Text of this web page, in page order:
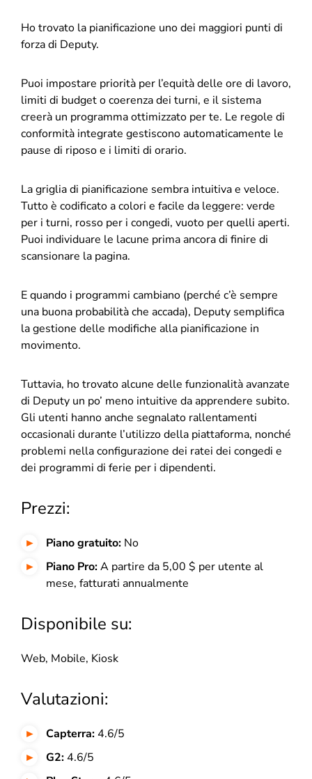
Ho trovato la pianificazione uno dei maggiori punti di
forza di Deputy.
Puoi impostare priorità per l’equità delle ore di lavoro,
limiti di budget o coerenza dei turni, e il sistema
creerà un programma ottimizzato per te. Le regole di
conformità integrate gestiscono automaticamente le
pause di riposo e i limiti di orario.
La griglia di pianificazione sembra intuitiva e veloce.
Tutto è codificato a colori e facile da leggere: verde
per i turni, rosso per i congedi, vuoto per quelli aperti.
Puoi individuare le lacune prima ancora di finire di
scansionare la pagina.
E quando i programmi cambiano (perché c’è sempre
una buona probabilità che accada), Deputy semplifica
la gestione delle modifiche alla pianificazione in
movimento.
Tuttavia, ho trovato alcune delle funzionalità avanzate
di Deputy un po’ meno intuitive da apprendere subito.
Gli utenti hanno anche segnalato rallentamenti
occasionali durante l’utilizzo della piattaforma, nonché
problemi nella configurazione dei ratei dei congedi e
dei programmi di ferie per i dipendenti.
Prezzi:
Piano gratuito: No
Piano Pro:A partire da 5,00 $ per utente al
mese, fatturati annualmente
Disponibile su:
Web, Mobile, Kiosk
Valutazioni:
Capterra:4.6/5
G2:4.6/5